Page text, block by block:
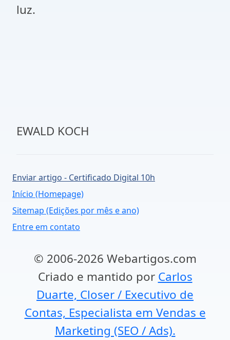
luz.
EWALD KOCH
Enviar artigo - Certificado Digital 10h
Início (Homepage)
Sitemap (Edições por mês e ano)
Entre em contato
© 2006-2026 Webartigos.com
Criado e mantido por Carlos
Duarte, Closer / Executivo de
Contas, Especialista em Vendas e
Marketing (SEO / Ads).